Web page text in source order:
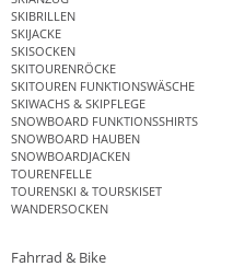
SKIBRILLEN
SKIJACKE
SKISOCKEN
SKITOURENRÖCKE
SKITOUREN FUNKTIONSWÄSCHE
SKIWACHS & SKIPFLEGE
SNOWBOARD FUNKTIONSSHIRTS
SNOWBOARD HAUBEN
SNOWBOARDJACKEN
TOURENFELLE
TOURENSKI & TOURSKISET
WANDERSOCKEN
Fahrrad & Bike